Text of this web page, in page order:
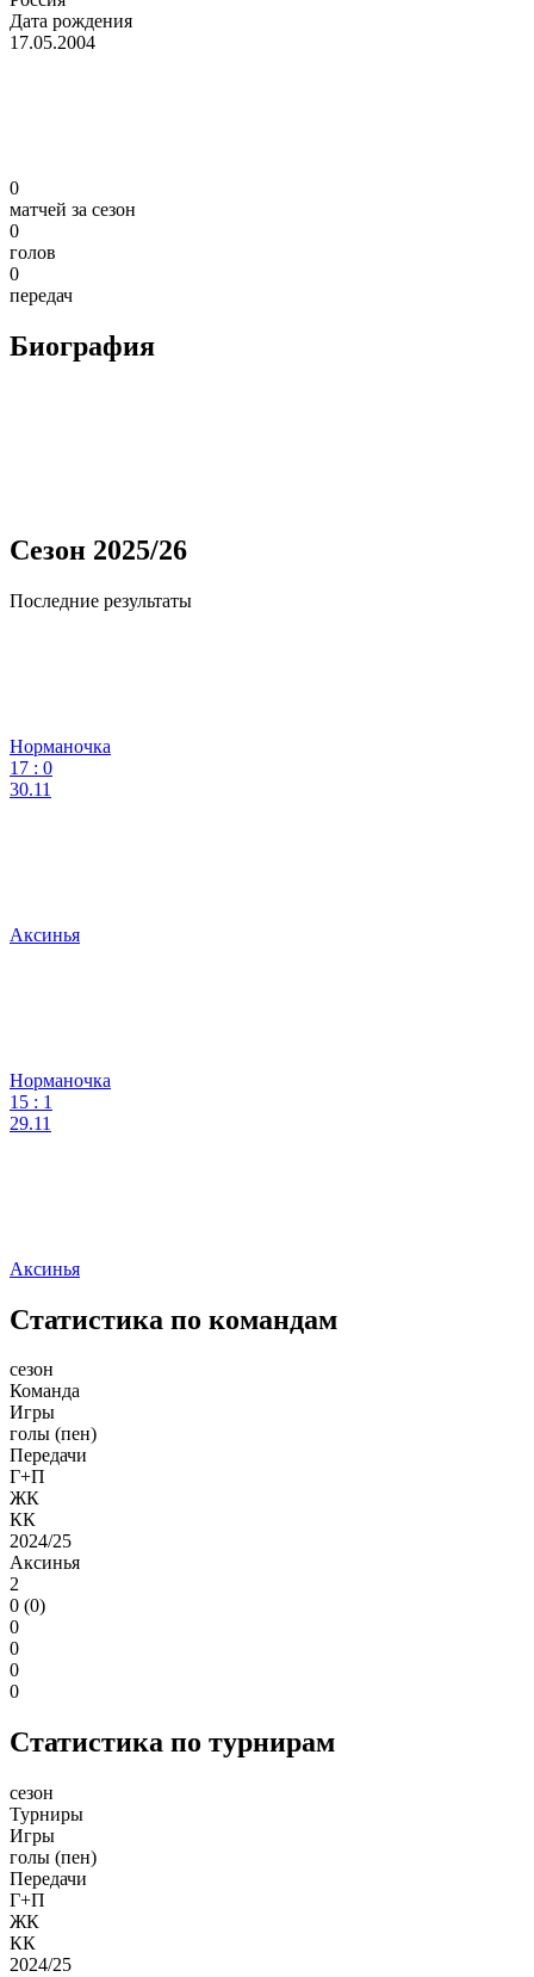
Дата рождения
17.05.2004
0
матчей за сезон
0
голов
0
передач
Биография
Сезон 2025/26
Последние результаты
Норманочка
17 : 0
30.11
Аксинья
Норманочка
15 : 1
29.11
Аксинья
Статистика по командам
сезон
Команда
Игры
голы (пен)
Передачи
Г+П
ЖК
КК
2024/25
Аксинья
2
0 (0)
0
0
0
0
Статистика по турнирам
сезон
Турниры
Игры
голы (пен)
Передачи
Г+П
ЖК
КК
2024/25